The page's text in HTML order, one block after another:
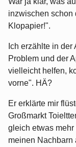
inzwischen schon
Klopapier!".
Ich erzählte in
Problem und der
vielleicht helfen,
vorne". HÄ?
Er erklärte mir
Großmarkt
gleich etwas
meinen Nachbarn